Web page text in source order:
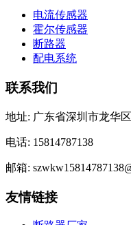
电流传感器
霍尔传感器
断路器
配电系统
联系我们
地址: 广东省深圳市龙华
电话: 15814787138
邮箱:
友情链接